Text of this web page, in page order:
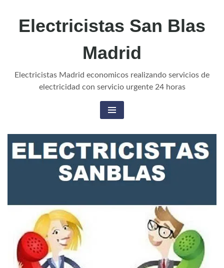
Electricistas San Blas
Madrid
Electricistas Madrid economicos realizando servicios de
electricidad con servicio urgente 24 horas